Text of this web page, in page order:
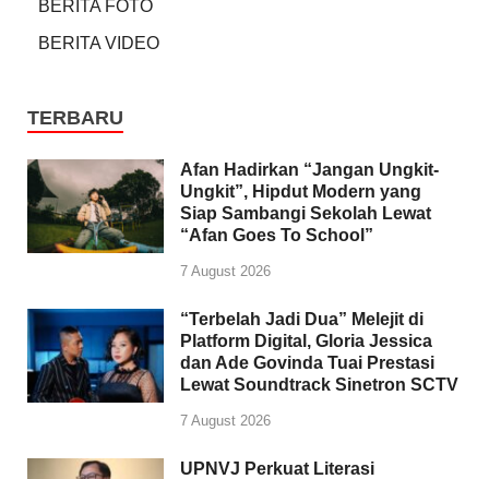
BERITA FOTO
BERITA VIDEO
TERBARU
Afan Hadirkan “Jangan Ungkit-
Ungkit”, Hipdut Modern yang
Siap Sambangi Sekolah Lewat
“Afan Goes To School”
7 August 2026
“Terbelah Jadi Dua” Melejit di
Platform Digital, Gloria Jessica
dan Ade Govinda Tuai Prestasi
Lewat Soundtrack Sinetron SCTV
7 August 2026
UPNVJ Perkuat Literasi